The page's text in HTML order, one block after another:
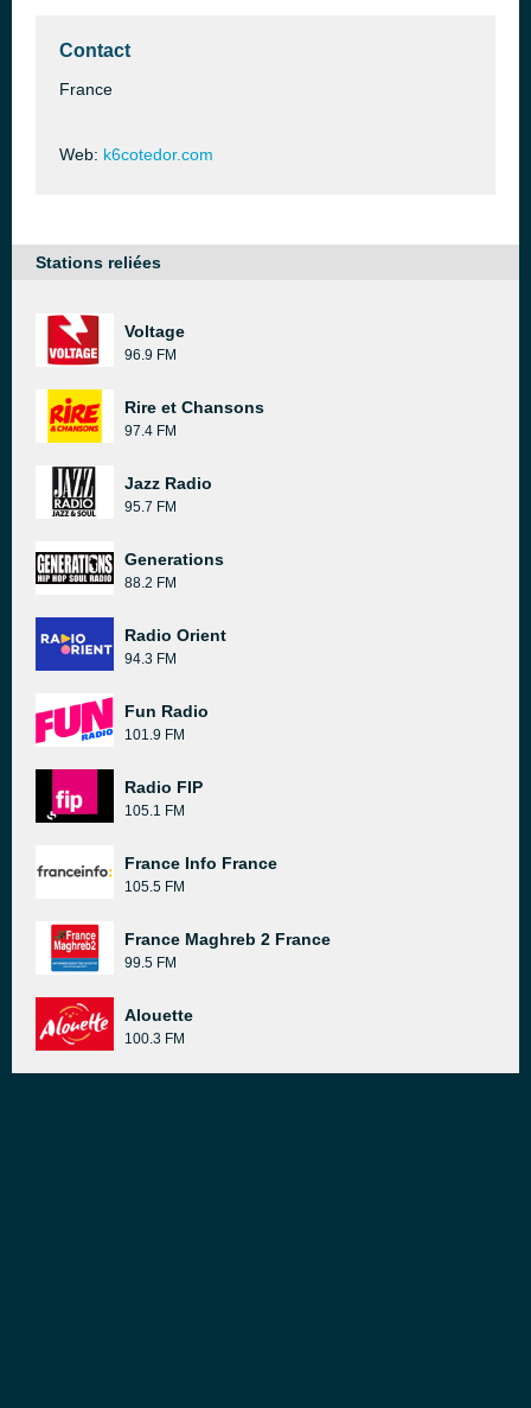
Contact
France
Web: k6cotedor.com
Stations reliées
Voltage
96.9 FM
Rire et Chansons
97.4 FM
Jazz Radio
95.7 FM
Generations
88.2 FM
Radio Orient
94.3 FM
Fun Radio
101.9 FM
Radio FIP
105.1 FM
France Info France
105.5 FM
France Maghreb 2 France
99.5 FM
Alouette
100.3 FM